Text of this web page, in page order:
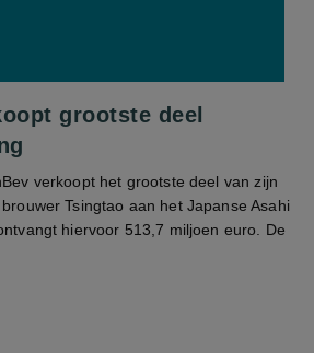
grootste deel
verkoopt het grootste deel van zijn
Tsingtao aan het Japanse Asahi
hiervoor 513,7 miljoen euro. De